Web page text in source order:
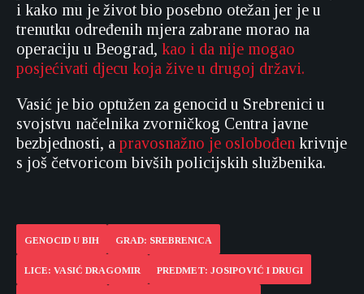
i kako mu je život bio posebno otežan jer je u
trenutku određenih mjera zabrane morao na
operaciju u Beograd, kao i da nije mogao
posjećivati djecu koja žive u drugoj državi.
Vasić je bio optužen za genocid u Srebrenici u
svojstvu načelnika zvorničkog Centra javne
bezbjednosti, a pravosnažno je oslobođen krivnje
s još četvoricom bivših policijskih službenika.
GENOCID U BIH GRAD: SREBRENICA
LICE: VASIĆ DRAGOMIR PREDMET: JOSIPOVIĆ I DRUGI